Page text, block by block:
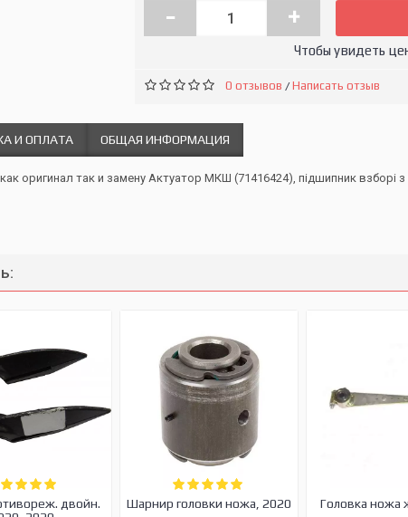
- +
Чтобы увидеть
0 отзывов /Написать отзыв
И ОПЛАТА ОБЩАЯ ИНФОРМАЦИЯ
оригинал так и замену Актуатор МКШ (71416424), підшипник взборі
двойн.
Шарнир головки ножа, 2020 Головка ножа